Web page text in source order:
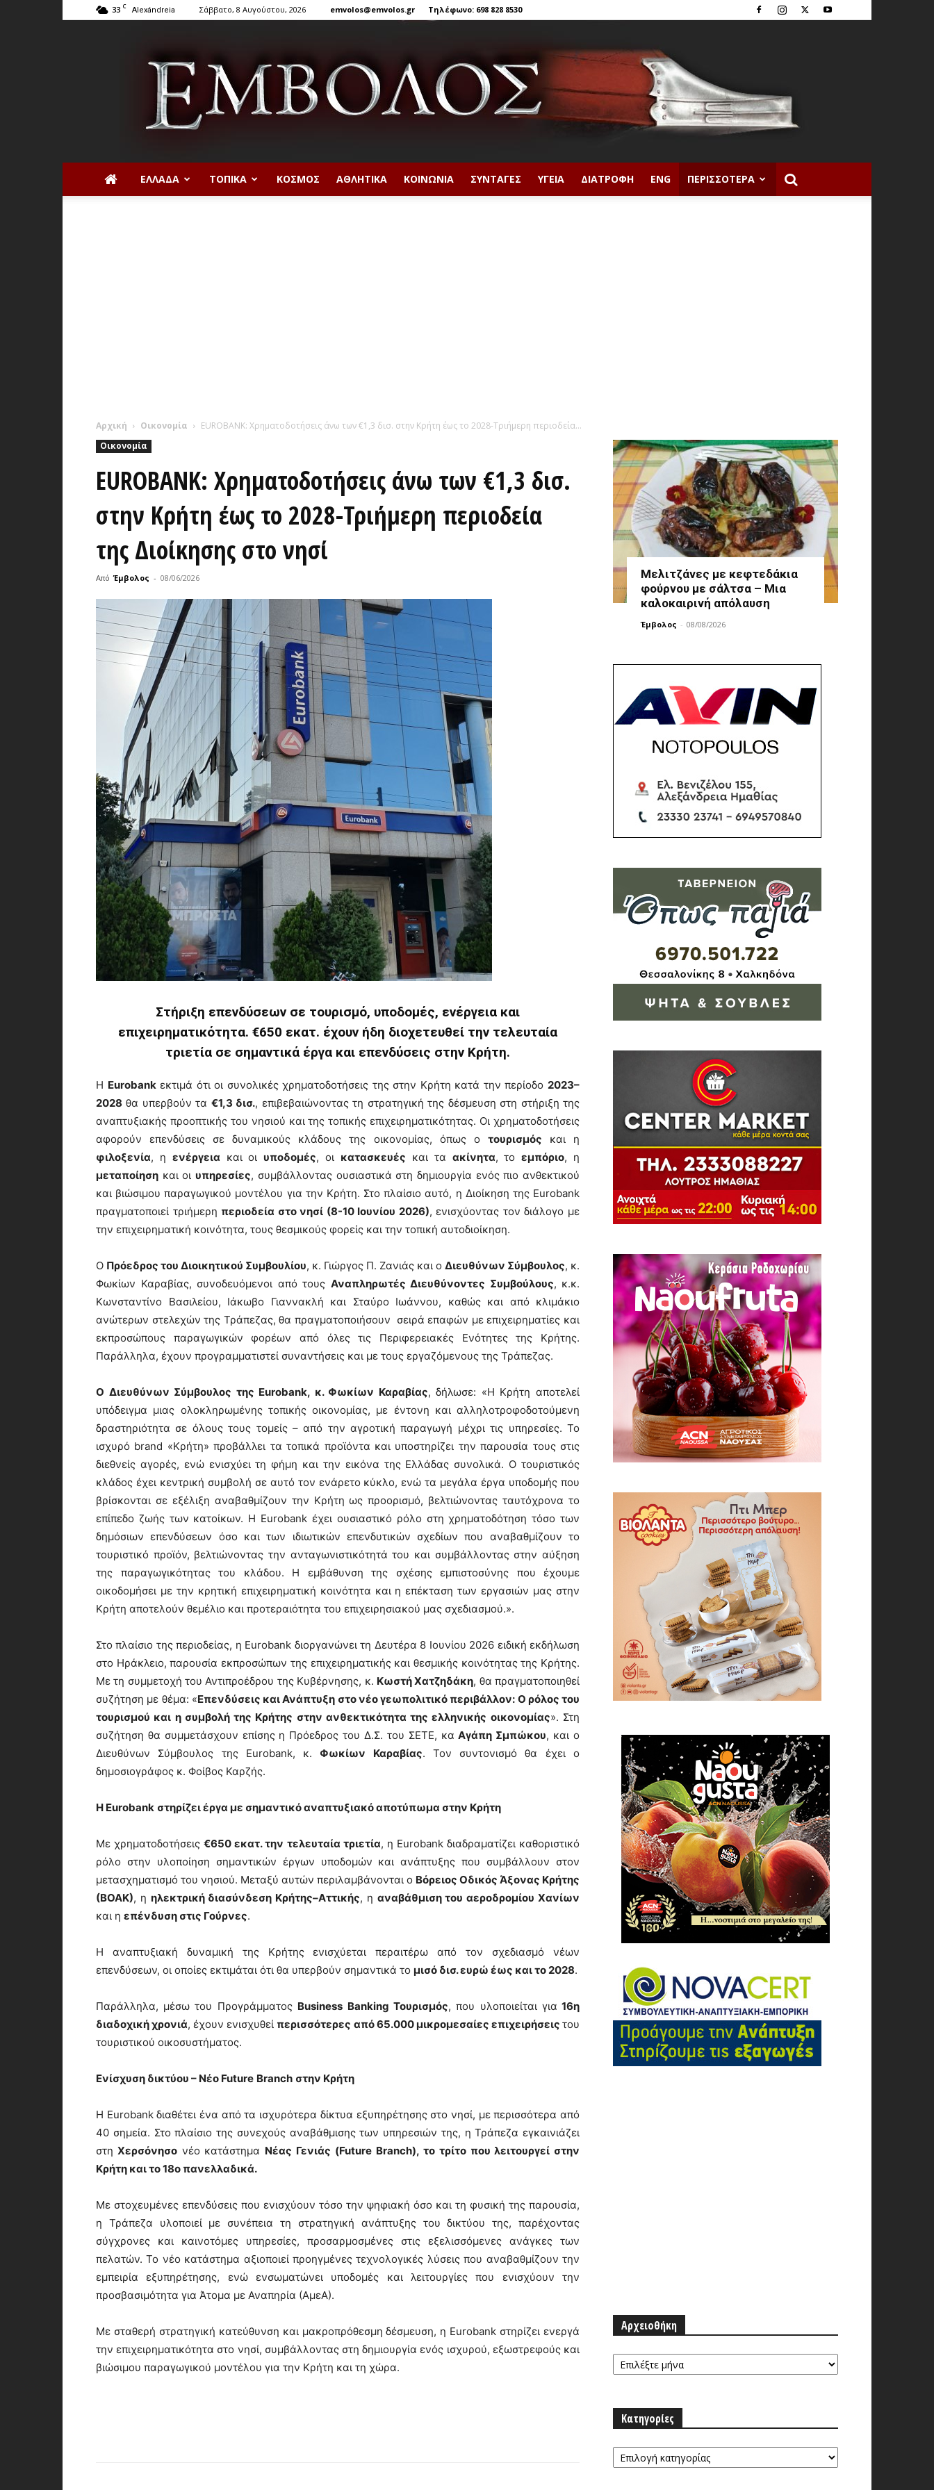
33 C Alexándreia Σάββατο, 8 Αυγούστου, 2026 emvolos@emvolos.gr Τηλέφωνο: 698 828 8530
ΕΛΛΆΔΑ ΤΟΠΙΚΆ ΚΌΣΜΟΣ ΑΘΛΗΤΙΚΆ ΚΟΙΝΩΝΊΑ ΣΥΝΤΑΓΈΣ ΥΓΕΊΑ ΔΙΑΤΡΟΦΉ ENG ΠΕΡΙΣΣΌΤΕΡΑ
Αρχική Οικονομία
EUROBANK: Χρηματοδοτήσεις άνω των €1,3 δισ. στην Κρήτη έως το 2028-Τριήμερη περιοδεία...
Οικονομία
EUROBANK: Χρηματοδοτήσεις άνω των €1,3 δισ.
στην Κρήτη έως το 2028-Τριήμερη περιοδεία
της Διοίκησης στο νησί
Από Έμβολος - 08/06/2026
Στήριξη επενδύσεων σε τουρισμό, υποδομές, ενέργεια και
επιχειρηματικότητα. €650 εκατ. έχουν ήδη διοχετευθεί την τελευταία
τριετία σε σημαντικά έργα και επενδύσεις στην Κρήτη.
Η Eurobankεκτιμά ότι οι συνολικές χρηματοδοτήσεις της στην Κρήτη κατά την περίοδο2023–
2028 θα υπερβούν τα €1,3 δισ., επιβεβαιώνοντας τη στρατηγική της δέσμευση στη στήριξη της
αναπτυξιακής προοπτικής του νησιού και της τοπικής επιχειρηματικότητας. Οι χρηματοδοτήσεις
αφορούν επενδύσεις σε δυναμικούς κλάδους της οικονομίας, όπως ο τουρισμός και η
φιλοξενία, η ενέργεια και οιυποδομές, οι κατασκευές και τα ακίνητα, τοεμπόριο, η
μεταποίηση και οιυπηρεσίες, συμβάλλοντας ουσιαστικά στη δημιουργία ενός πιο ανθεκτικού
και βιώσιμου παραγωγικού μοντέλου για την Κρήτη. Στο πλαίσιο αυτό, η Διοίκηση της Eurobank
πραγματοποιεί τριήμερη περιοδεία στο νησί (8-10 Ιουνίου 2026), ενισχύοντας τον διάλογο με
την επιχειρηματική κοινότητα, τους θεσμικούς φορείς και την τοπική αυτοδιοίκηση.
Ο Πρόεδρος του Διοικητικού Συμβουλίου, κ. Γιώργος Π. Ζανιάς και ο Διευθύνων Σύμβουλος, κ.
Φωκίων Καραβίας, συνοδευόμενοι από τους Αναπληρωτές Διευθύνοντες Συμβούλους, κ.κ.
Κωνσταντίνο Βασιλείου, Ιάκωβο Γιαννακλή και Σταύρο Ιωάννου, καθώς και από κλιμάκιο
ανώτερων στελεχών της Τράπεζας, θα πραγματοποιήσουν σειρά επαφών με επιχειρηματίες και
εκπροσώπους παραγωγικών φορέων από όλες τις Περιφερειακές Ενότητες της Κρήτης.
Παράλληλα, έχουν προγραμματιστεί συναντήσεις και με τους εργαζόμενους της Τράπεζας.
Ο Διευθύνων Σύμβουλος της Eurobank, κ. Φωκίων Καραβίας, δήλωσε: «Η Κρήτη αποτελεί
υπόδειγμα μιας ολοκληρωμένης τοπικής οικονομίας, με έντονη και αλληλοτροφοδοτούμενη
δραστηριότητα σε όλους τους τομείς – από την αγροτική παραγωγή μέχρι τις υπηρεσίες. Το
ισχυρό brand «Κρήτη» προβάλλει τα τοπικά προϊόντα και υποστηρίζει την παρουσία τους στις
διεθνείς αγορές, ενώ ενισχύει τη φήμη και την εικόνα της Ελλάδας συνολικά. Ο τουριστικός
κλάδος έχει κεντρική συμβολή σε αυτό τον ενάρετο κύκλο, ενώ τα μεγάλα έργα υποδομής που
βρίσκονται σε εξέλιξη αναβαθμίζουν την Κρήτη ως προορισμό, βελτιώνοντας ταυτόχρονα το
επίπεδο ζωής των κατοίκων. Η Eurobank έχει ουσιαστικό ρόλο στη χρηματοδότηση τόσο των
δημόσιων επενδύσεων όσο και των ιδιωτικών επενδυτικών σχεδίων που αναβαθμίζουν το
τουριστικό προϊόν, βελτιώνοντας την ανταγωνιστικότητά του και συμβάλλοντας στην αύξηση
της παραγωγικότητας του κλάδου. Η εμβάθυνση της σχέσης εμπιστοσύνης που έχουμε
οικοδομήσει με την κρητική επιχειρηματική κοινότητα και η επέκταση των εργασιών μας στην
Κρήτη αποτελούν θεμέλιο και προτεραιότητα του επιχειρησιακού μας σχεδιασμού.».
Στο πλαίσιο της περιοδείας, η Eurobank διοργανώνει τη Δευτέρα 8 Ιουνίου 2026 ειδική εκδήλωση
στο Ηράκλειο, παρουσία εκπροσώπων της επιχειρηματικής και θεσμικής κοινότητας της Κρήτης.
Με τη συμμετοχή του Αντιπροέδρου της Κυβέρνησης, κ. Κωστή Χατζηδάκη, θα πραγματοποιηθεί
συζήτηση με θέμα: «Επενδύσεις και Ανάπτυξη στο νέο γεωπολιτικό περιβάλλον: Ο ρόλος του
τουρισμού και η συμβολή της Κρήτης στην ανθεκτικότητα της ελληνικής οικονομίας». Στη
συζήτηση θα συμμετάσχουν επίσης η Πρόεδρος του Δ.Σ. του ΣΕΤΕ, καΑγάπη Σμπώκου, και ο
Διευθύνων Σύμβουλος της Eurobank, κ. Φωκίων Καραβίας. Τον συντονισμό θα έχει ο
δημοσιογράφος κ. Φοίβος Καρζής.
Η Eurobank στηρίζει έργα με σημαντικό αναπτυξιακό αποτύπωμα στην Κρήτη
Με χρηματοδοτήσεις€650 εκατ. την τελευταία τριετία, η Eurobank διαδραματίζει καθοριστικό
ρόλο στην υλοποίηση σημαντικών έργων υποδομών και ανάπτυξης που συμβάλλουν στον
μετασχηματισμό του νησιού. Μεταξύ αυτών περιλαμβάνονται ο Βόρειος Οδικός Άξονας Κρήτης
(ΒΟΑΚ), η ηλεκτρική διασύνδεση Κρήτης–Αττικής, η αναβάθμιση του αεροδρομίου Χανίων
και η επένδυση στις Γούρνες.
Η αναπτυξιακή δυναμική της Κρήτης ενισχύεται περαιτέρω από τον σχεδιασμό νέων
επενδύσεων, οι οποίες εκτιμάται ότι θα υπερβούν σημαντικά το μισό δισ. ευρώ έως και το 2028.
Παράλληλα, μέσω του Προγράμματος Business Banking Τουρισμός, που υλοποιείται για 16η
διαδοχική χρονιά, έχουν ενισχυθεί περισσότερες από 65.000 μικρομεσαίες επιχειρήσεις του
τουριστικού οικοσυστήματος.
Ενίσχυση δικτύου – Νέο Future Branch στην Κρήτη
Η Eurobank διαθέτει ένα από τα ισχυρότερα δίκτυα εξυπηρέτησης στο νησί, με περισσότερα από
40 σημεία. Στο πλαίσιο της συνεχούς αναβάθμισης των υπηρεσιών της, η Τράπεζα εγκαινιάζει
στη Χερσόνησονέο κατάστημα Νέας Γενιάς (Future Branch), το τρίτο που λειτουργεί στην
Κρήτη και το 18ο πανελλαδικά.
Με στοχευμένες επενδύσεις που ενισχύουν τόσο την ψηφιακή όσο και τη φυσική της παρουσία,
η Τράπεζα υλοποιεί με συνέπεια τη στρατηγική ανάπτυξης του δικτύου της, παρέχοντας
σύγχρονες και καινοτόμες υπηρεσίες, προσαρμοσμένες στις εξελισσόμενες ανάγκες των
πελατών. Το νέο κατάστημα αξιοποιεί προηγμένες τεχνολογικές λύσεις που αναβαθμίζουν την
εμπειρία εξυπηρέτησης, ενώ ενσωματώνει υποδομές και λειτουργίες που ενισχύουν την
προσβασιμότητα για Άτομα με Αναπηρία (ΑμεΑ).
Με σταθερή στρατηγική κατεύθυνση και μακροπρόθεσμη δέσμευση, η Eurobank στηρίζει ενεργά
την επιχειρηματικότητα στο νησί, συμβάλλοντας στη δημιουργία ενός ισχυρού, εξωστρεφούς και
βιώσιμου παραγωγικού μοντέλου για την Κρήτη και τη χώρα.
Μελιτζάνες με κεφτεδάκια
φούρνου με σάλτσα – Μια
καλοκαιρινή απόλαυση
Έμβολος - 08/08/2026
Αρχειοθήκη
Αρχειοθήκη
Κατηγορίες
Κατηγορίες